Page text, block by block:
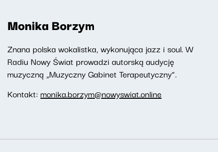
Monika Borzym
Znana polska wokalistka, wykonująca jazz i soul. W
Radiu Nowy Świat prowadzi autorską audycję
muzyczną „Muzyczny Gabinet Terapeutyczny”.
Kontakt: monika.borzym@nowyswiat.online